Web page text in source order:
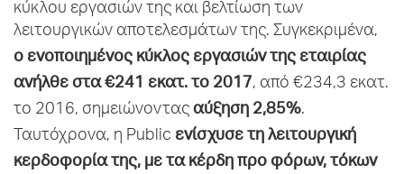
κύκλου εργασιών της και βελτίωση των
λειτουργικών αποτελεσμάτων της. Συγκεκριμένα,
ο ενοποιημένος κύκλος εργασιών της εταιρίας
ανήλθε στα €241 εκατ. το 2017, από €234,3 εκατ.
το 2016, σημειώνοντας αύξηση 2,85%.
Ταυτόχρονα, η Public ενίσχυσε τη λειτουργική
κερδοφορία της, με τα κέρδη προ φόρων, τόκων